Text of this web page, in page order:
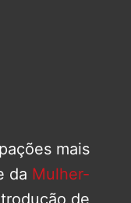
mais
da Mulher-
de